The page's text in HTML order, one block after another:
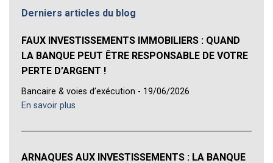
Derniers articles du blog
FAUX INVESTISSEMENTS IMMOBILIERS : QUAND
LA BANQUE PEUT ÊTRE RESPONSABLE DE VOTRE
PERTE D’ARGENT !
Bancaire & voies d’exécution - 19/06/2026
En savoir plus
ARNAQUES AUX INVESTISSEMENTS : LA BANQUE